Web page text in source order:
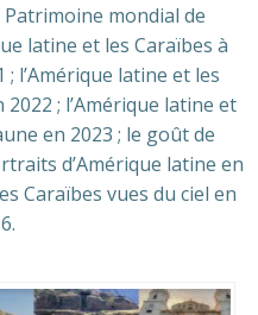
mondial de
latine et les Caraïbes à
l’Amérique latine et les
; l’Amérique latine et
en 2023 ; le goût de
d’Amérique latine en
Caraïbes vues du ciel en